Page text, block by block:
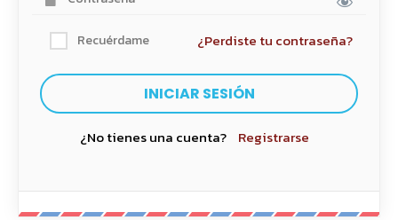
Recuérdame ¿Perdiste tu contraseña?
¿No tienes una cuenta? Registrarse